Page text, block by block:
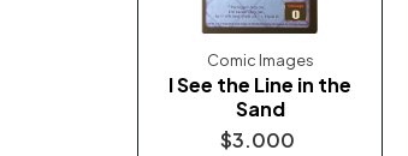
Comic Images
I See the Line in the
Sand
$3.000